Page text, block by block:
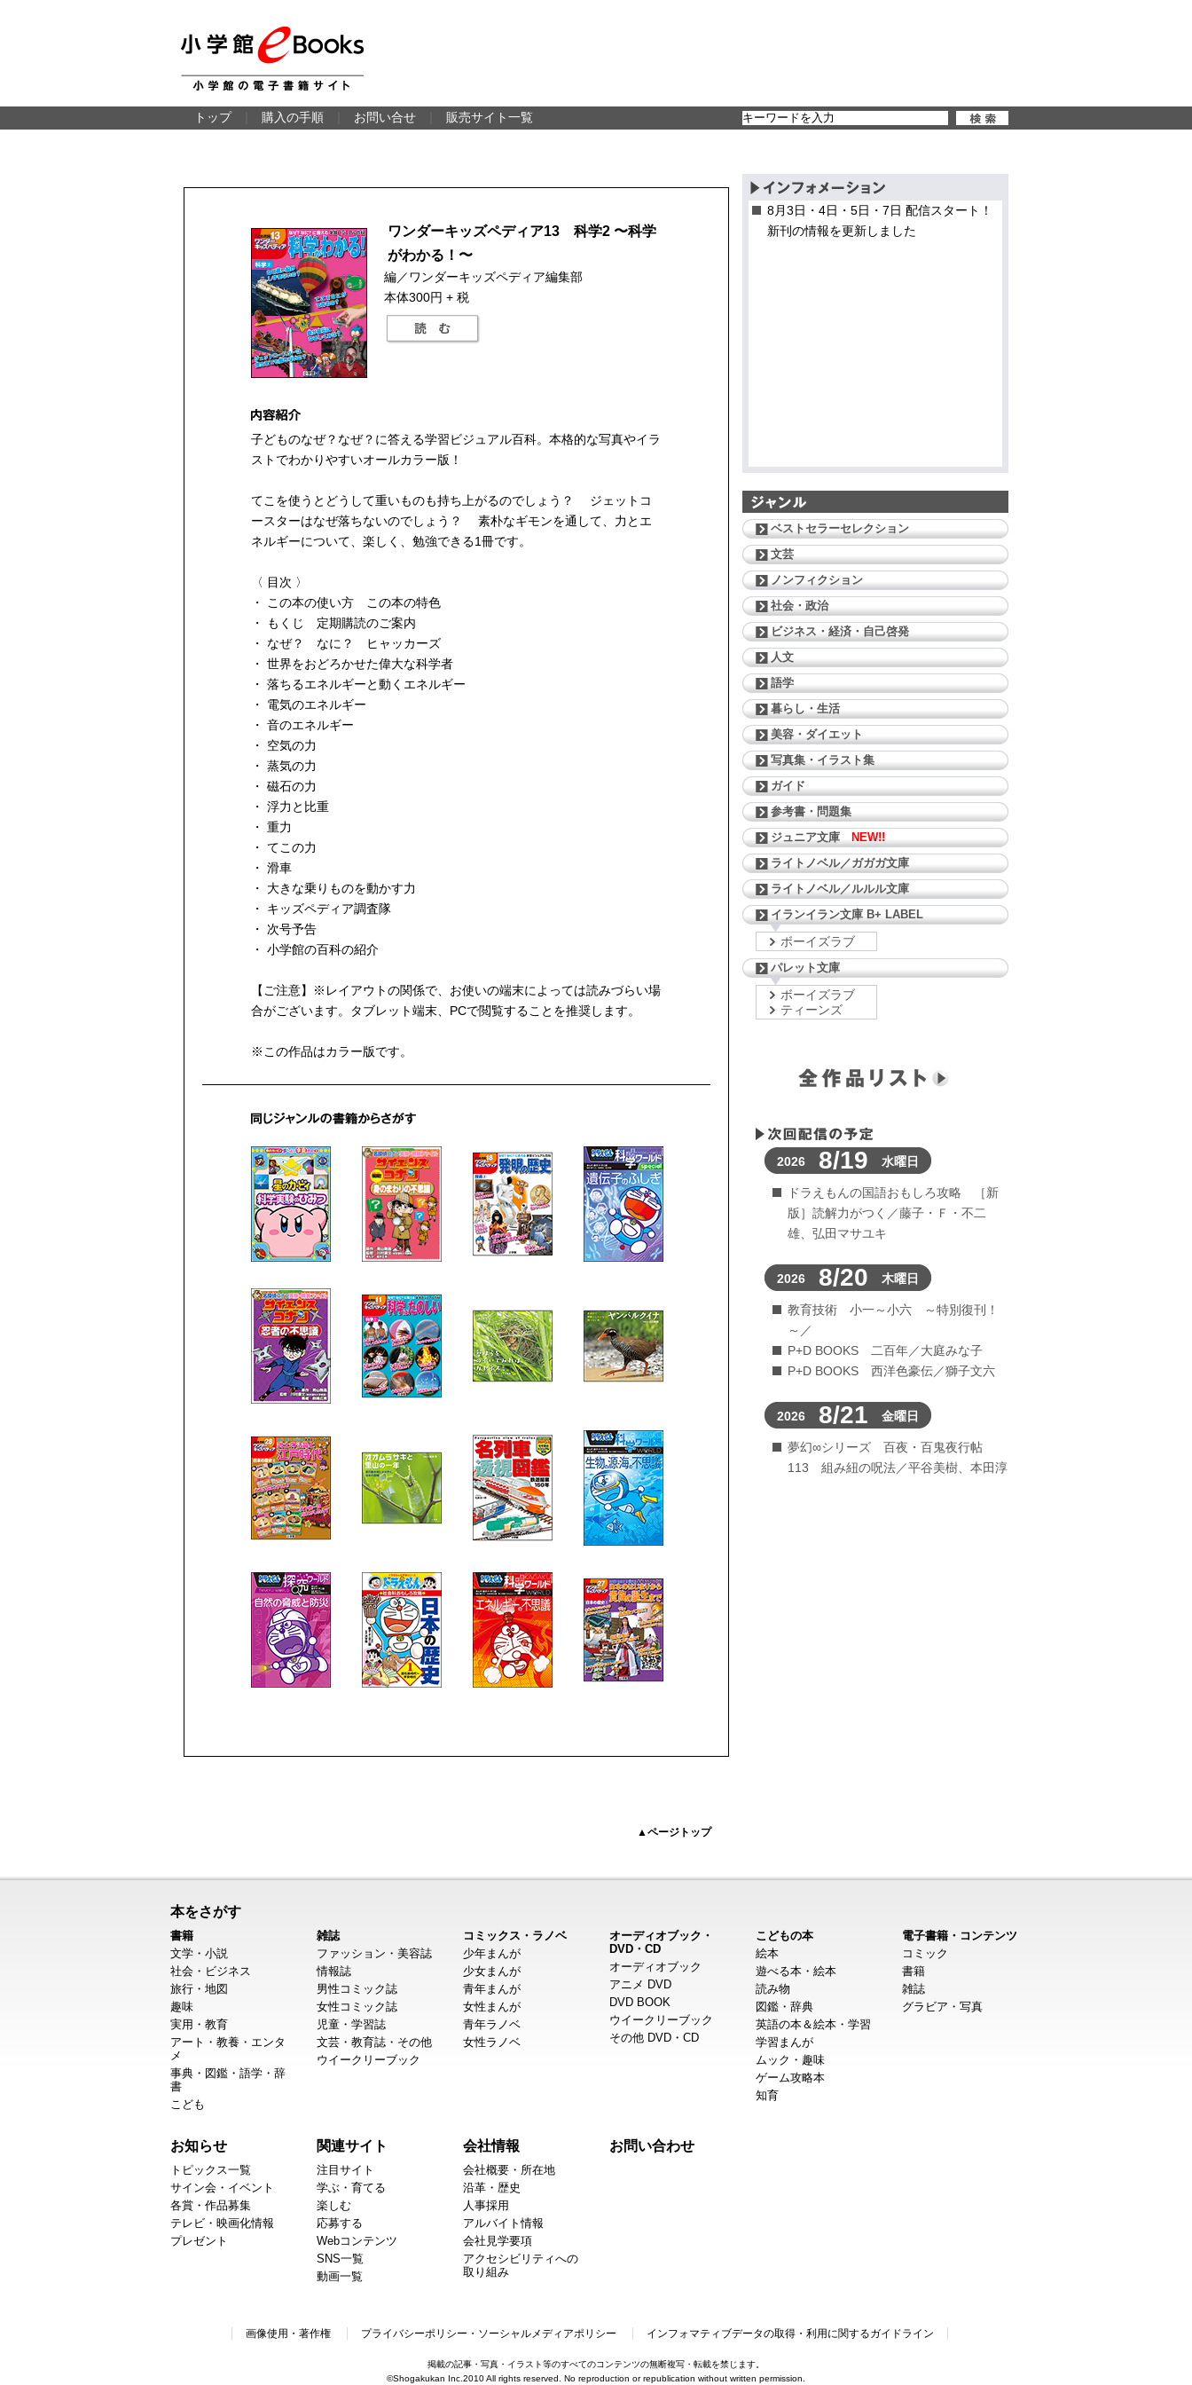
トップ 購入の手順 お問い合せ 販売サイト一覧
ワンダーキッズペディア13 科学2 〜科学
がわかる！〜
編／ワンダーキッズペディア編集部
本体300円 + 税
子どものなぜ？なぜ？に答える学習ビジュアル百科。本格的な写真やイラ
ストでわかりやすいオールカラー版！
てこを使うとどうして重いものも持ち上がるのでしょう？ ジェットコ
ースターはなぜ落ちないのでしょう？ 素朴なギモンを通して、力とエ
ネルギーについて、楽しく、勉強できる1冊です。
〈 目次 〉
・ この本の使い方 この本の特色
・ もくじ 定期購読のご案内
・ なぜ？ なに？ ヒャッカーズ
・ 世界をおどろかせた偉大な科学者
・ 落ちるエネルギーと動くエネルギー
・ 電気のエネルギー
・ 音のエネルギー
・ 空気の力
・ 蒸気の力
・ 磁石の力
・ 浮力と比重
・ 重力
・ てこの力
・ 滑車
・ 大きな乗りものを動かす力
・ キッズペディア調査隊
・ 次号予告
・ 小学館の百科の紹介
【ご注意】※レイアウトの関係で、お使いの端末によっては読みづらい場
合がございます。タブレット端末、PCで閲覧することを推奨します。
※この作品はカラー版です。
▲ページトップ
8月3日・4日・5日・7日 配信スタート！
新刊の情報を更新しました
ベストセラーセレクション
文芸
ノンフィクション
社会・政治
ビジネス・経済・自己啓発
人文
語学
暮らし・生活
美容・ダイエット
写真集・イラスト集
ガイド
参考書・問題集
ジュニア文庫
NEW!!
ライトノベル／ガガガ文庫
ライトノベル／ルルル文庫
イランイラン文庫 B+ LABEL
ボーイズラブ
パレット文庫
ボーイズラブ
ティーンズ
2026 8/19 水曜日
ドラえもんの国語おもしろ攻略 ［新
版］読解力がつく／藤子・Ｆ・不二
雄、弘田マサユキ
2026 8/20 木曜日
教育技術 小一～小六 ～特別復刊！
～／
P+D BOOKS 二百年／大庭みな子
P+D BOOKS 西洋色豪伝／獅子文六
2026 8/21 金曜日
夢幻∞シリーズ 百夜・百鬼夜行帖
113 組み紐の呪法／平谷美樹、本田淳
本をさがす
書籍
文学・小説
社会・ビジネス
旅行・地図
趣味
実用・教育
アート・教養・エンタ
メ
事典・図鑑・語学・辞
書
こども
雑誌
ファッション・美容誌
情報誌
男性コミック誌
女性コミック誌
児童・学習誌
文芸・教育誌・その他
ウイークリーブック
コミックス・ラノベ
少年まんが
少女まんが
青年まんが
女性まんが
青年ラノベ
女性ラノベ
オーディオブック・
DVD・CD
オーディオブック
アニメ DVD
DVD BOOK
ウイークリーブック
その他 DVD・CD
こどもの本
絵本
遊べる本・絵本
読み物
図鑑・辞典
英語の本＆絵本・学習
学習まんが
ムック・趣味
ゲーム攻略本
知育
電子書籍・コンテンツ
コミック
書籍
雑誌
グラビア・写真
お知らせ
トピックス一覧
サイン会・イベント
各賞・作品募集
テレビ・映画化情報
プレゼント
関連サイト
注目サイト
学ぶ・育てる
楽しむ
応募する
Webコンテンツ
SNS一覧
動画一覧
会社情報
会社概要・所在地
沿革・歴史
人事採用
アルバイト情報
会社見学要項
アクセシビリティへの
取り組み
お問い合わせ
画像使用・著作権 プライバシーポリシー・ソーシャルメディアポリシー インフォマティブデータの取得・利用に関するガイドライン
掲載の記事・写真・イラスト等のすべてのコンテンツの無断複写・転載を禁じます。
©Shogakukan Inc.2010 All rights reserved. No reproduction or republication without written permission.